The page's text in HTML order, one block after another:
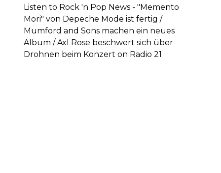
Listen to Rock 'n Pop News - "Memento
Mori" von Depeche Mode ist fertig /
Mumford and Sons machen ein neues
Album / Axl Rose beschwert sich über
Drohnen beim Konzert on Radio 21